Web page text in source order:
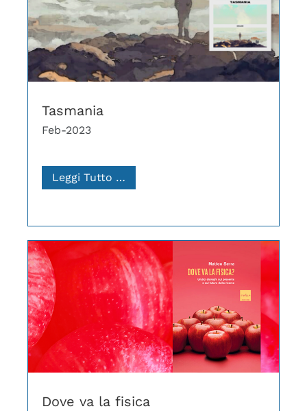
Tasmania
Feb-2023
Leggi Tutto …
Dove va la fisica